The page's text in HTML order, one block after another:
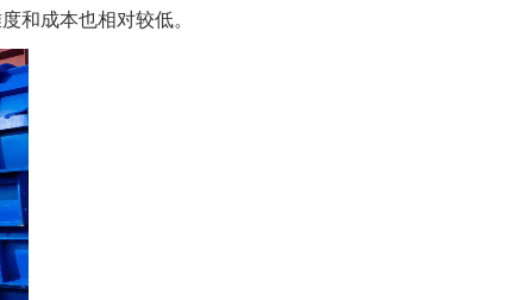
和成本也相对较低。